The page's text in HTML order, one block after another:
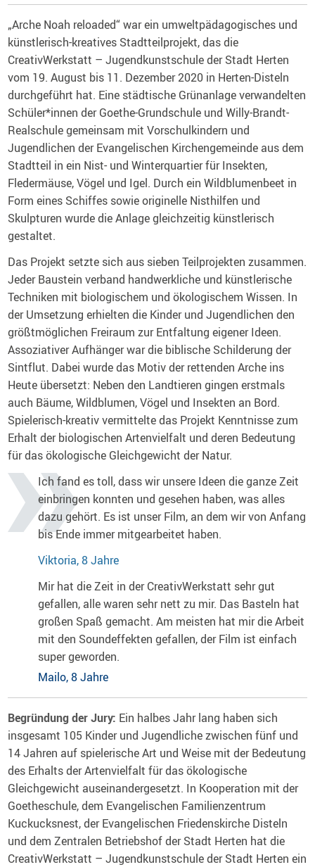
„Arche Noah reloaded“ war ein umweltpädagogisches und
künstlerisch-kreatives Stadtteilprojekt, das die
CreativWerkstatt – Jugendkunstschule der Stadt Herten
vom 19. August bis 11. Dezember 2020 in Herten-Disteln
durchgeführt hat. Eine städtische Grünanlage verwandelten
Schüler*innen der Goethe-Grundschule und Willy-Brandt-
Realschule gemeinsam mit Vorschulkindern und
Jugendlichen der Evangelischen Kirchengemeinde aus dem
Stadtteil in ein Nist- und Winterquartier für Insekten,
Fledermäuse, Vögel und Igel. Durch ein Wildblumenbeet in
Form eines Schiffes sowie originelle Nisthilfen und
Skulpturen wurde die Anlage gleichzeitig künstlerisch
gestaltet.
Das Projekt setzte sich aus sieben Teilprojekten zusammen.
Jeder Baustein verband handwerkliche und künstlerische
Techniken mit biologischem und ökologischem Wissen. In
der Umsetzung erhielten die Kinder und Jugendlichen den
größtmöglichen Freiraum zur Entfaltung eigener Ideen.
Assoziativer Aufhänger war die biblische Schilderung der
Sintflut. Dabei wurde das Motiv der rettenden Arche ins
Heute übersetzt: Neben den Landtieren gingen erstmals
auch Bäume, Wildblumen, Vögel und Insekten an Bord.
Spielerisch-kreativ vermittelte das Projekt Kenntnisse zum
Erhalt der biologischen Artenvielfalt und deren Bedeutung
für das ökologische Gleichgewicht der Natur.
Ich fand es toll, dass wir unsere Ideen die ganze Zeit
einbringen konnten und gesehen haben, was alles
dazu gehört. Es ist unser Film, an dem wir von Anfang
bis Ende immer mitgearbeitet haben.
Viktoria, 8 Jahre
Mir hat die Zeit in der CreativWerkstatt sehr gut
gefallen, alle waren sehr nett zu mir. Das Basteln hat
großen Spaß gemacht. Am meisten hat mir die Arbeit
mit den Soundeffekten gefallen, der Film ist einfach
super geworden.
Mailo, 8 Jahre
Begründung der Jury: Ein halbes Jahr lang haben sich
insgesamt 105 Kinder und Jugendliche zwischen fünf und
14 Jahren auf spielerische Art und Weise mit der Bedeutung
des Erhalts der Artenvielfalt für das ökologische
Gleichgewicht auseinandergesetzt. In Kooperation mit der
Goetheschule, dem Evangelischen Familienzentrum
Kuckucksnest, der Evangelischen Friedenskirche Disteln
und dem Zentralen Betriebshof der Stadt Herten hat die
CreativWerkstatt – Jugendkunstschule der Stadt Herten ein